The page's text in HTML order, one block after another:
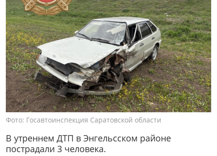
Фото: Госавтоинспекция Саратовской области
В утреннем ДТП в Энгельсском районе
пострадали 3 человека.